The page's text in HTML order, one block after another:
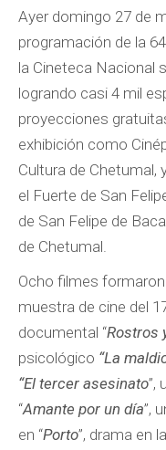
Ayer domingo 27 de
programación de la
la Cineteca Nacional
logrando casi 4 mil
proyecciones
exhibición como
Cultura de
el Fuerte de San
de San Felipe de
de Chetumal.
Ocho filmes
muestra de cine del
documental “Rostros
psicológico “La
“El tercer asesinato”,
“Amante por un día”,
en “Porto”, drama en